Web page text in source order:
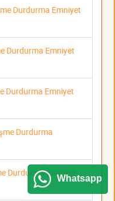
Durdurma Emniyet
Durdurma Emniyet
Durdurma Emniyet
Durdurma
Durdurma Emniyet
Whatsapp